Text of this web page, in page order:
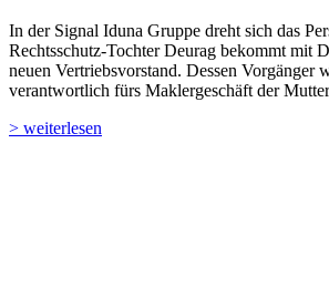
In der Signal Iduna Gruppe dreht sich das
Rechtsschutz-Tochter Deurag bekommt mit
neuen Vertriebsvorstand. Dessen Vorgänger
verantwortlich fürs Maklergeschäft der
> weiterlesen